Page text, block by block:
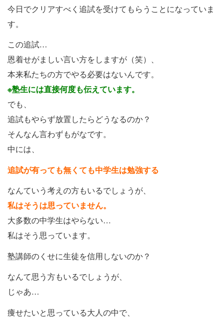
今日でクリアすべく追試を受けてもらうことになっていま
す。
この追試…
恩着せがましい言い方をしますが（笑）、
本来私たちの方でやる必要はないんです。
※塾生には直接何度も伝えています。
でも、
追試もやらず放置したらどうなるのか？
そんなん言わずもがなです。
中には、
追試が有っても無くても中学生は勉強する
なんていう考えの方もいるでしょうが、
私はそうは思っていません。
大多数の中学生はやらない…
私はそう思っています。
塾講師のくせに生徒を信用しないのか？
なんて思う方もいるでしょうが、
じゃあ…
痩せたいと思っている大人の中で、